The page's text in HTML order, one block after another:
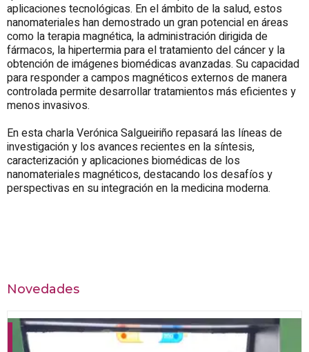
aplicaciones tecnológicas. En el ámbito de la salud, estos
nanomateriales han demostrado un gran potencial en áreas
como la terapia magnética, la administración dirigida de
fármacos, la hipertermia para el tratamiento del cáncer y la
obtención de imágenes biomédicas avanzadas. Su capacidad
para responder a campos magnéticos externos de manera
controlada permite desarrollar tratamientos más eficientes y
menos invasivos.
En esta charla Verónica Salgueiriño repasará las líneas de
investigación y los avances recientes en la síntesis,
caracterización y aplicaciones biomédicas de los
nanomateriales magnéticos, destacando los desafíos y
perspectivas en su integración en la medicina moderna.
Novedades